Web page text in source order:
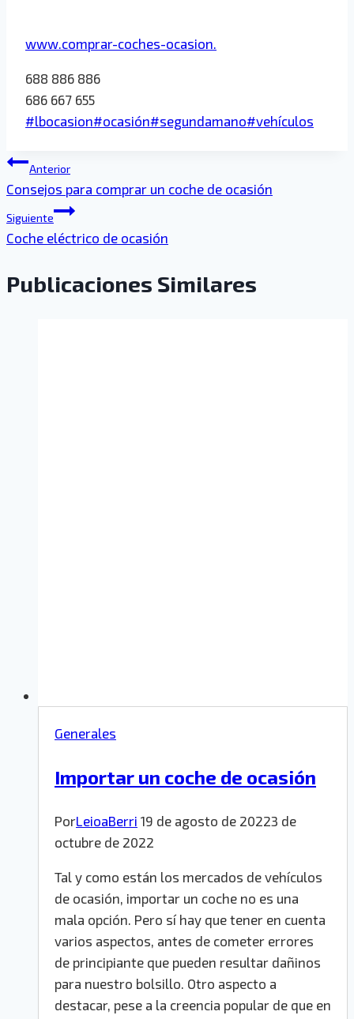
www.comprar-coches-ocasion.
688 886 886
686 667 655
Etiquetas
la
entrada:
#lbocasion#ocasión#segundamano#vehículos
Navegación
de
entradas
Anterior
Consejos para comprar un coche de ocasión
Siguiente
Coche eléctrico de ocasión
Publicaciones Similares
Generales
Importar un coche de ocasión
PorLeioaBerri 19 de agosto de 20223 de
octubre de 2022
Tal y como están los mercados de vehículos
de ocasión, importar un coche no es una
mala opción. Pero sí hay que tener en cuenta
varios aspectos, antes de cometer errores
de principiante que pueden resultar dañinos
para nuestro bolsillo. Otro aspecto a
destacar, pese a la creencia popular de que en